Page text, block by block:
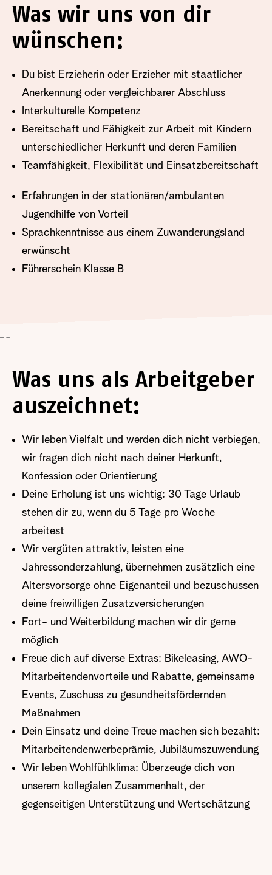
Was wir uns von dir
wünschen:
Du bist Erzieherin oder Erzieher mit staatlicher
Anerkennung oder vergleichbarer Abschluss
Interkulturelle Kompetenz
Bereitschaft und Fähigkeit zur Arbeit mit Kindern
unterschiedlicher Herkunft und deren Familien
Teamfähigkeit, Flexibilität und Einsatzbereitschaft
Erfahrungen in der stationären/ambulanten
Jugendhilfe von Vorteil
Sprachkenntnisse aus einem Zuwanderungsland
erwünscht
Führerschein Klasse B
Was uns als Arbeitgeber
auszeichnet:
Wir leben Vielfalt und werden dich nicht verbiegen,
wir fragen dich nicht nach deiner Herkunft,
Konfession oder Orientierung
Deine Erholung ist uns wichtig: 30 Tage Urlaub
stehen dir zu, wenn du 5 Tage pro Woche
arbeitest
Wir vergüten attraktiv, leisten eine
Jahressonderzahlung, übernehmen zusätzlich eine
Altersvorsorge ohne Eigenanteil und bezuschussen
deine freiwilligen Zusatzversicherungen
Fort- und Weiterbildung machen wir dir gerne
möglich
Freue dich auf diverse Extras: Bikeleasing, AWO-
Mitarbeitendenvorteile und Rabatte, gemeinsame
Events, Zuschuss zu gesundheitsfördernden
Maßnahmen
Dein Einsatz und deine Treue machen sich bezahlt:
Mitarbeitendenwerbeprämie, Jubiläumszuwendung
Wir leben Wohlfühlklima: Überzeuge dich von
unserem kollegialen Zusammenhalt, der
gegenseitigen Unterstützung und Wertschätzung